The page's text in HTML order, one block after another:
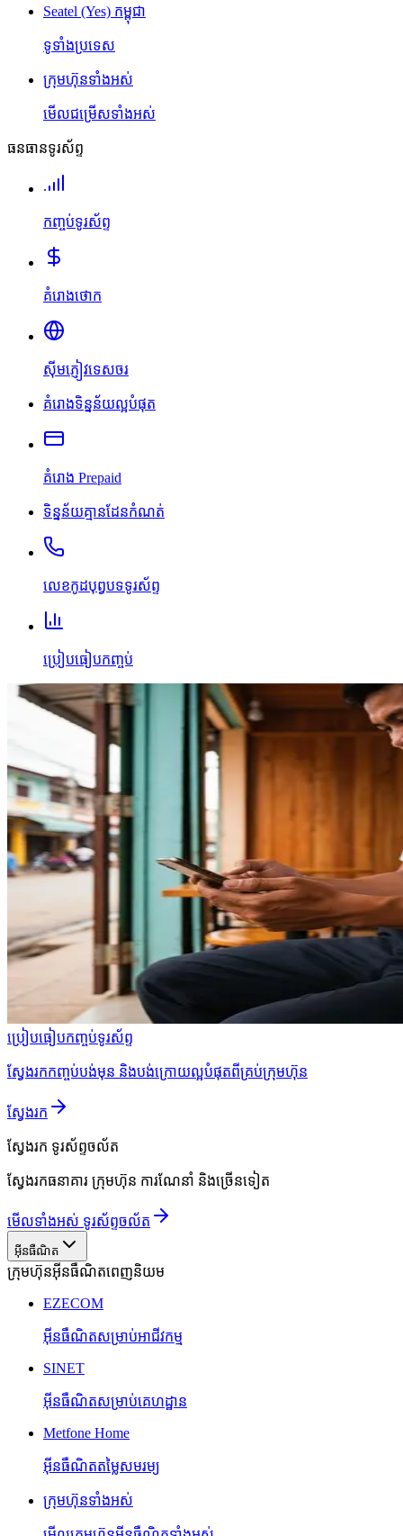
Seatel (Yes) កម្ពុជា
ទូទាំងប្រទេស
ក្រុមហ៊ុនទាំងអស់
មើលជម្រើសទាំងអស់
ធនធានទូរស័ព្ទ
កញ្ចប់ទូរស័ព្ទ
គំរោងថោក
ស៊ីមភ្ញៀវទេសចរ
គំរោងទិន្នន័យល្អបំផុត
គំរោង Prepaid
ទិន្នន័យគ្មានដែនកំណត់
លេខកូដបុព្វបទទូរស័ព្ទ
ប្រៀបធៀបកញ្ចប់
ប្រៀបធៀបកញ្ចប់ទូរស័ព្ទ
ស្វែងរកកញ្ចប់បង់មុន និងបង់ក្រោយល្អបំផុតពីគ្រប់ក្រុមហ៊ុន
ស្វែងរក
ស្វែងរក ទូរស័ព្ទចល័ត
ស្វែងរកធនាគារ ក្រុមហ៊ុន ការណែនាំ និងច្រើនទៀត
មើលទាំងអស់ ទូរស័ព្ទចល័ត
អ៊ីនធឺណិត
ក្រុមហ៊ុនអ៊ីនធឺណិតពេញនិយម
EZECOM
អ៊ីនធឺណិតសម្រាប់អាជីវកម្ម
SINET
អ៊ីនធឺណិតសម្រាប់គេហដ្ឋាន
Metfone Home
អ៊ីនធឺណិតតម្លៃសមរម្យ
ក្រុមហ៊ុនទាំងអស់